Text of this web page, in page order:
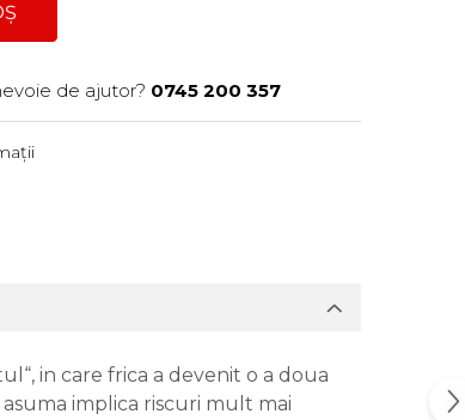
de ajutor? 0745 200 357
in care frica a devenit o a doua
implica riscuri mult mai